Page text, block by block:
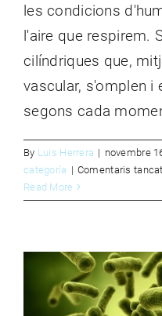
les condicions
l'aire que respirem.
cilíndriques que,
vascular, s'omplen i
segons cada
By Luis Herrera | novembre
categoría | Comentaris
Read More
ÚS-ABÚS